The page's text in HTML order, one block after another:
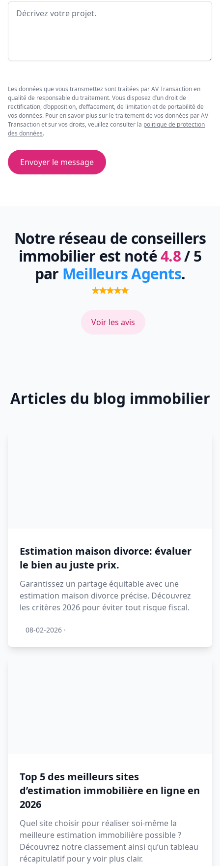
Message
Les données que vous transmettez sont traitées par AV Transaction en
qualité de responsable du traitement. Vous disposez d’un droit de
rectification, d’opposition, d’effacement, de limitation et de portabilité de
vos données. Pour en savoir plus sur le traitement de vos données par AV
Transaction et sur vos droits, veuillez consulter la politique de protection
des données.
Envoyer le message
Notre réseau de conseillers
immobilier est noté4.8/ 5
par Meilleurs Agents.
Voir les avis
Articles du blog immobilier
Estimation maison divorce: évaluer
le bien au juste prix.
Garantissez un partage équitable avec une
estimation maison divorce précise. Découvrez
les critères 2026 pour éviter tout risque fiscal.
08-02-2026 ·
Top 5 des meilleurs sites
d’estimation immobilière en ligne en
2026
Quel site choisir pour réaliser soi-même la
meilleure estimation immobilière possible ?
Découvrez notre classement ainsi qu’un tableau
récapitulatif pour y voir plus clair.